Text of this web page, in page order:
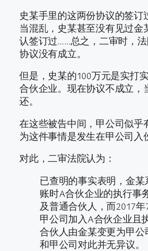
史某手里的这两份协议的签订
当混乱，史某甚至没有见过金
认签订过……总之，二审时，
协议没有成立。
但是，史某的100万元是实打
合伙企业。现在协议不成立，
还。
在这些被告中间，甲公司似乎
为这件事情是发生在甲公司入
对此，二审法院认为：
已查明的事实表明，金某
账时A合伙企业的执行事
及普通合伙人，而2017年
甲公司加入A合伙企业且
合伙人由金某变更为甲公
和甲公司对此并无异议。